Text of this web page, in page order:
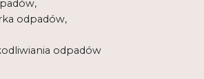
odpadów,
odpadów